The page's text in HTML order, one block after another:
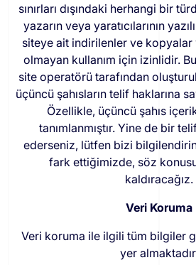
sınırları dışındaki herhangi bir
yazarın veya yaratıcılarının
siteye ait indirilenler ve kopyalar
olmayan kullanım için izinlidir.
site operatörü tarafından
üçüncü şahısların telif haklarına
Özellikle, üçüncü şahıs
tanımlanmıştır. Yine de bir
ederseniz, lütfen bizi
fark ettiğimizde, söz
kaldıracağız.
Veri Koruma
Veri koruma ile ilgili tüm bilgiler
yer